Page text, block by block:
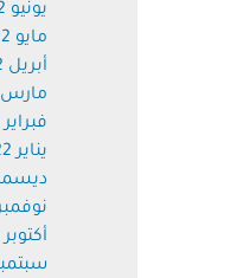
يونيو 2022
مايو 2022
أبريل 2022
مارس 2022
فبراير 2022
يناير 2022
ديسمبر 2021
نوفمبر 2021
أكتوبر 2021
سبتمبر 2021